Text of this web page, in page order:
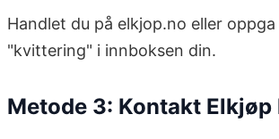
Handlet du på elkjop.no eller
"kvittering" i innboksen din.
Metode 3: Kontakt